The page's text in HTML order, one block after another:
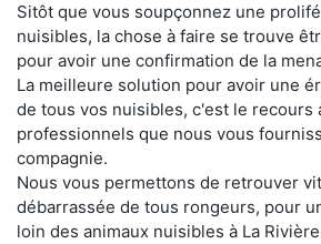
Sitôt que vous soupçonnez une
nuisibles, la chose à faire se trouve
pour avoir une confirmation de la
La meilleure solution pour avoir une
de tous vos nuisibles, c'est le recours
professionnels que nous vous
compagnie.
Nous vous permettons de retrouver
débarrassée de tous rongeurs, pour
loin des animaux nuisibles à La